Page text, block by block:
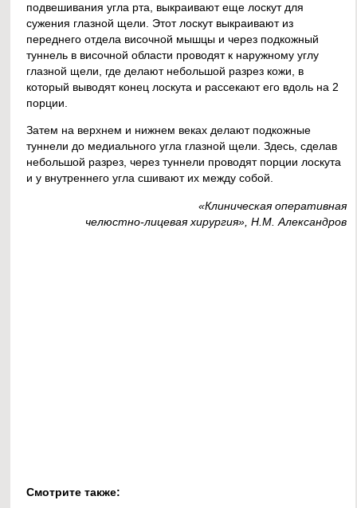
подвешивания угла рта, выкраивают еще лоскут для
сужения глазной щели. Этот лоскут выкраивают из
переднего отдела височной мышцы и через подкожный
туннель в височной области проводят к наружному углу
глазной щели, где делают небольшой разрез кожи, в
который выводят конец лоскута и рассекают его вдоль на 2
порции.
Затем на верхнем и нижнем веках делают подкожные
туннели до медиального угла глазной щели. Здесь, сделав
небольшой разрез, через туннели проводят порции лоскута
и у внутреннего угла сшивают их между собой.
«Клиническая оперативная
челюстно-лицевая хирургия», Н.М. Александров
Смотрите также: